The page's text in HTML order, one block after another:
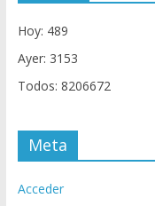
Hoy: 489
Ayer: 3153
Todos: 8206672
Meta
Acceder